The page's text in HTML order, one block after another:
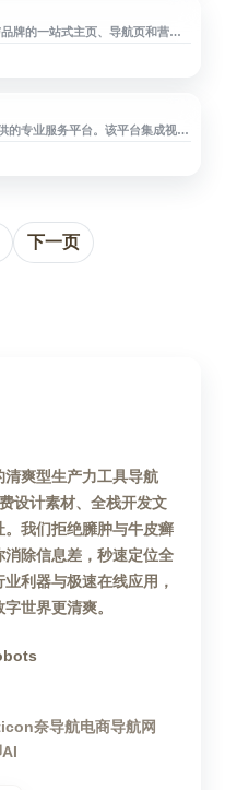
牌的一站式主页、导航页和营销
和信息聚合页面。用户可将社交
整合到一个永久链接、二维码或
的专业服务平台。该平台集成视频
心功能，帮助创作者高效管理视
视频上传工具、特效制作助手、
下一页
爽型生产力工具导航
设计素材、全栈开发文
我们拒绝臃肿与牛皮癣
除信息差，秒速定位全
利器与极速在线应用，
世界更清爽。
奈导航电商导航网